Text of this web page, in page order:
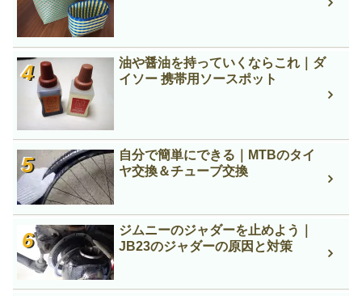
油や醤油を持っていくならこれ｜ダ
イソー 携帯用ソースポット
自分で簡単にできる｜MTBのタイ
ヤ交換＆チューブ交換
ジムニーのジャダーを止めよう｜
JB23のジャダーの原因と対策